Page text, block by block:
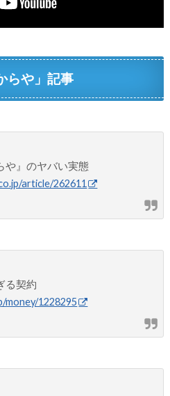
らや」記事
や』のヤバい実態
article/262611
る契約
money/1228295